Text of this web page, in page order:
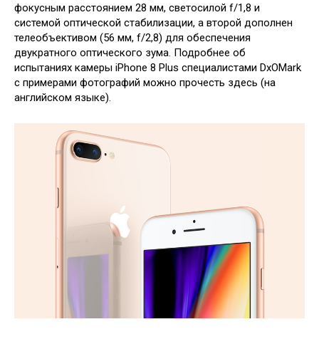
фокусным расстоянием 28 мм, светосилой f/1,8 и
системой оптической стабилизации, а второй дополнен
телеобъективом (56 мм, f/2,8) для обеспечения
двукратного оптического зума. Подробнее об
испытаниях камеры iPhone 8 Plus специалистами DxOMark
с примерами фотографий можно прочесть здесь (на
английском языке).